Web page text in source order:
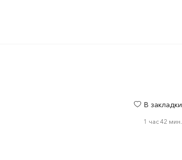
В закладки
1 час 42 мин.